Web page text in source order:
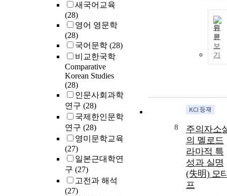
새국어교육
(28)
영어 영문학
(28)
국어문학 (28)
비교한국학
Comparative
Korean Studies
(28)
인문사회과학
연구 (28)
국제한인문학
연구 (28)
영미문학교육
(27)
일본근대학연
구 (27)
고전과 해석
(27)
원
문
보
기
8
주의자소
의 멜로드
라마적 특
성과 실명
(失明) 모
프